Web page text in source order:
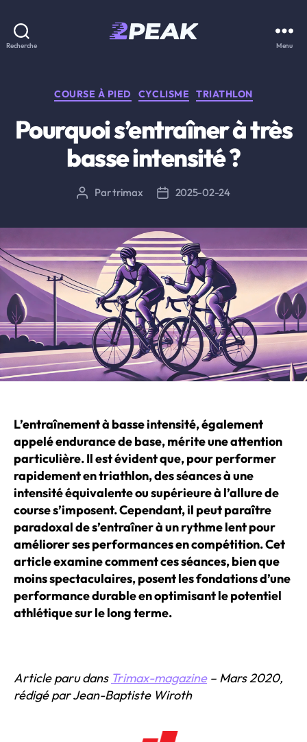
Recherche Menu
Catégories
COURSE À PIED CYCLISME TRIATHLON
Pourquoi s’entraîner à très
basse intensité ?
Auteur
Partrimax
Date2025-02-24
L’entraînement à basse intensité, également
appelé endurance de base, mérite une attention
particulière. Il est évident que, pour performer
rapidement en triathlon, des séances à une
intensité équivalente ou supérieure à l’allure de
course s’imposent. Cependant, il peut paraître
paradoxal de s’entraîner à un rythme lent pour
améliorer ses performances en compétition. Cet
article examine comment ces séances, bien que
moins spectaculaires, posent les fondations d’une
performance durable en optimisant le potentiel
athlétique sur le long terme.
Article paru dans Trimax-magazine– Mars 2020,
rédigé par Jean-Baptiste Wiroth